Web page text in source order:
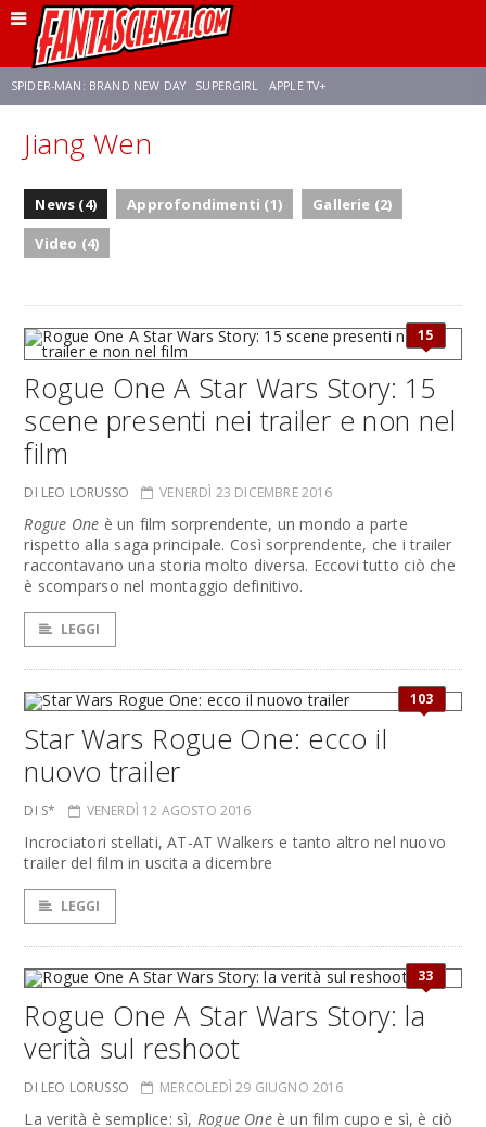
SPIDER-MAN: BRAND NEW DAY SUPERGIRL APPLE TV+
FRANCO RICCIARDIELLO
NETFLIX SADIE SINK
Jiang Wen
News (4) Approfondimenti (1)
Gallerie (2)
Video (4)
15
Rogue One A Star Wars Story: 15
scene presenti nei trailer e non nel
film
DI LEO LORUSSO VENERDÌ 23 DICEMBRE 2016
Rogue One è un film sorprendente, un mondo a parte
rispetto alla saga principale. Così sorprendente, che i trailer
raccontavano una storia molto diversa. Eccovi tutto ciò che
è scomparso nel montaggio definitivo.
LEGGI
103
Star Wars Rogue One: ecco il
nuovo trailer
DI S* VENERDÌ 12 AGOSTO 2016
Incrociatori stellati, AT-AT Walkers e tanto altro nel nuovo
trailer del film in uscita a dicembre
LEGGI
33
Rogue One A Star Wars Story: la
verità sul reshoot
DI LEO LORUSSO MERCOLEDÌ 29 GIUGNO 2016
La verità è semplice: sì, Rogue Oneè un film cupo e sì, è ciò